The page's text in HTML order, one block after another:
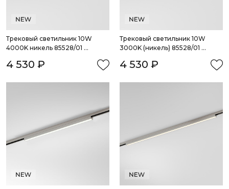
Трековый светильник 10W
4000K никель 85528/01
4 530 ₽
Трековый светильник 10W
3000K (никель) 85528/01
4 530 ₽